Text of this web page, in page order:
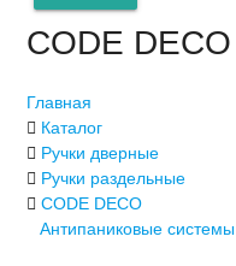
CODE DECO
Главная
Каталог
Ручки дверные
Ручки раздельные
CODE DECO
Антипаниковые системы